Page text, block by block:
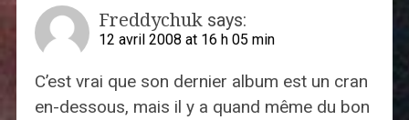
Freddychuk says:
12 avril 2008 at 16 h 05 min
C’est vrai que son dernier album est un cran
en-dessous, mais il y a quand même du bon